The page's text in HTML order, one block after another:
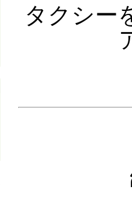
タクシー